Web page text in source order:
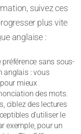
suivez ces
plus vite
anglaise :
préférence sans sous-
anglais : vous
mieux
des mots.
ciblez des lectures
d’utiliser le
exemple, pour un